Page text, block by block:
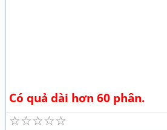
Có quả dài hơn 60 phân.
☆
☆
☆
☆
☆